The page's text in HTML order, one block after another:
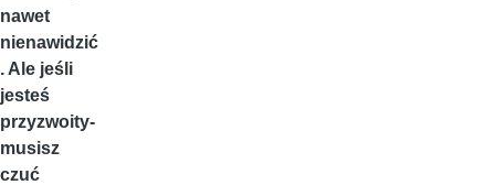
nawet
nienawidzić
. Ale jeśli
jesteś
przyzwoity-
musisz
czuć